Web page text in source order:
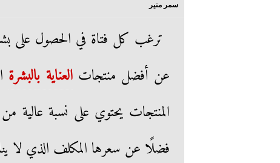
سمر منير
ترغب كل فتاة في الحصول على
عن أفضل منتجاتالعناية بالبشرة
المنتجات يحتوي على نسبة عالية من
فضلًا عن سعرها المكلف الذي لا